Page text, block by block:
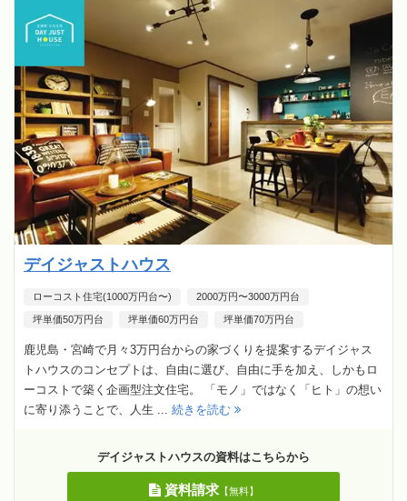
デイジャストハウス
ローコスト住宅(1000万円台〜) 2000万円〜3000万円台
坪単価50万円台 坪単価60万円台 坪単価70万円台
鹿児島・宮崎で月々3万円台からの家づくりを提案するデイジャス
トハウスのコンセプトは、自由に選び、自由に手を加え、しかもロ
ーコストで築く企画型注文住宅。 「モノ」ではなく「ヒト」の想い
に寄り添うことで、人生 ... 続きを読む
デイジャストハウスの資料はこちらから
資料請求【無料】